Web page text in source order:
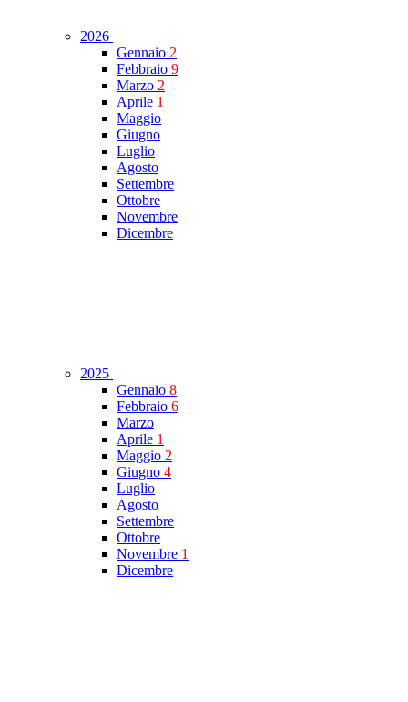
2026
Gennaio 2
Febbraio 9
Marzo 2
Aprile 1
Maggio
Giugno
Luglio
Agosto
Settembre
Ottobre
Novembre
Dicembre
2025
Gennaio 8
Febbraio 6
Marzo
Aprile 1
Maggio 2
Giugno 4
Luglio
Agosto
Settembre
Ottobre
Novembre 1
Dicembre